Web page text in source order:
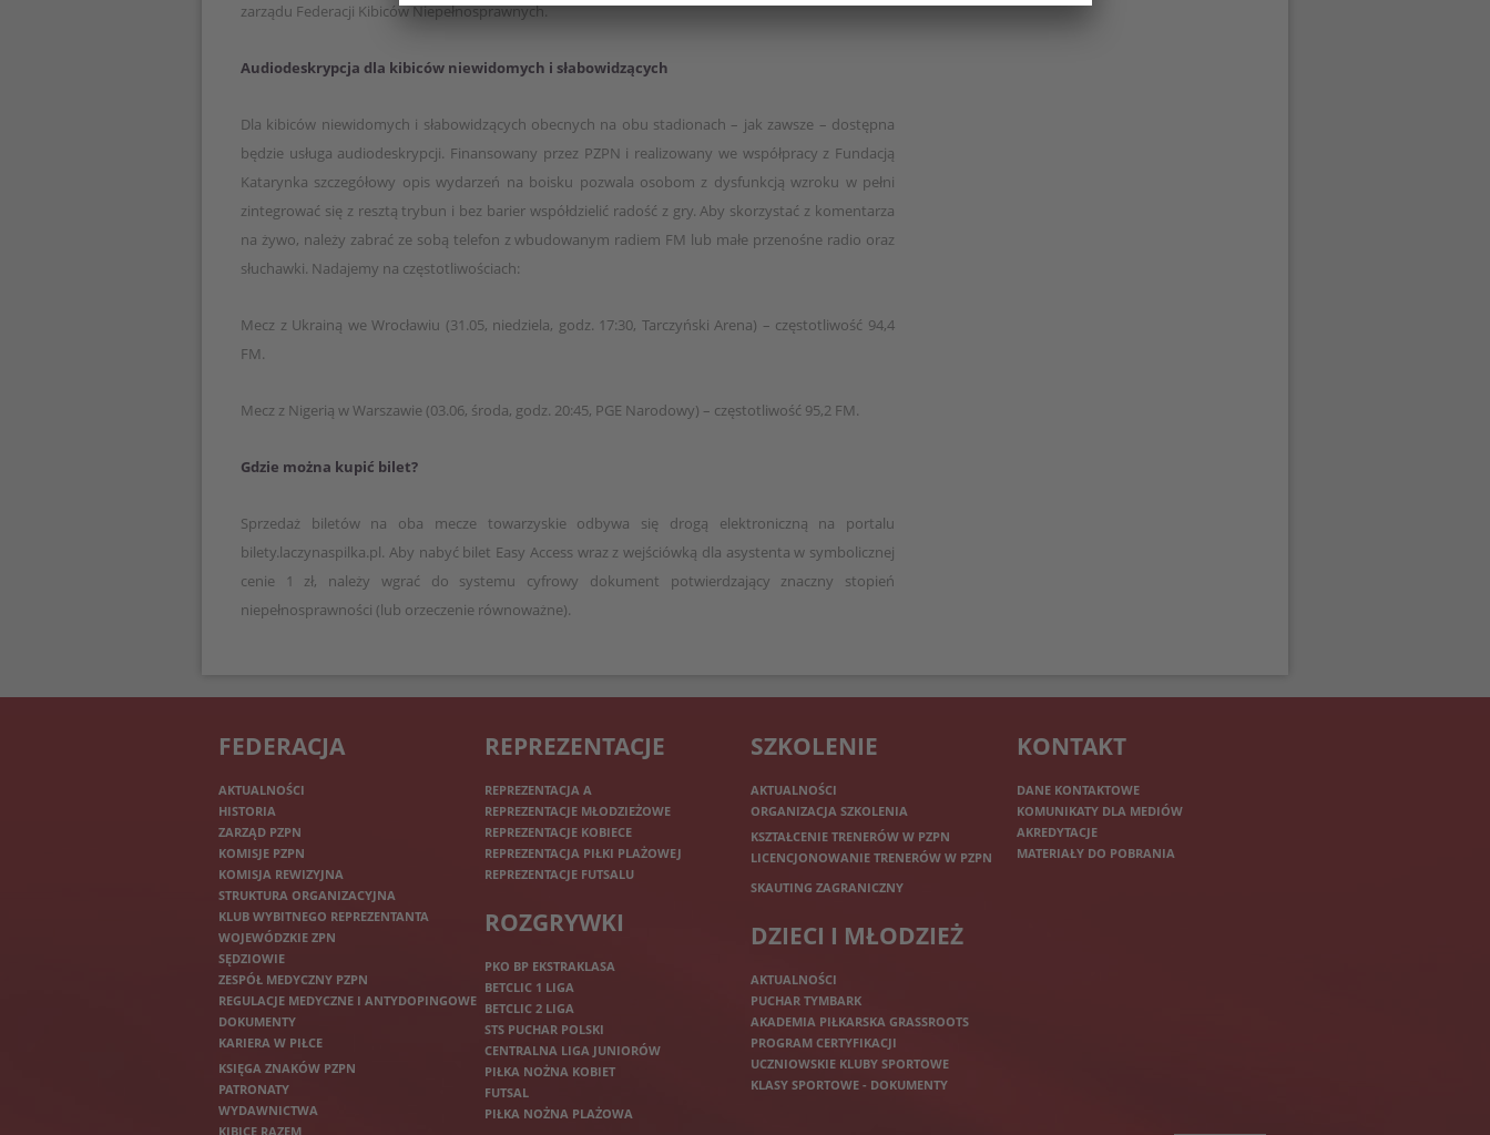
zarządu Federacji Kibiców Niepełnosprawnych.
Audiodeskrypcja dla kibiców niewidomych i słabowidzących
Dla kibiców niewidomych i słabowidzących obecnych na obu stadionach – jak zawsze – dostępna
będzie usługa audiodeskrypcji. Finansowany przez PZPN i realizowany we współpracy z Fundacją
Katarynka szczegółowy opis wydarzeń na boisku pozwala osobom z dysfunkcją wzroku w pełni
zintegrować się z resztą trybun i bez barier współdzielić radość z gry. Aby skorzystać z komentarza
na żywo, należy zabrać ze sobą telefon z wbudowanym radiem FM lub małe przenośne radio oraz
słuchawki. Nadajemy na częstotliwościach:
Mecz z Ukrainą we Wrocławiu (31.05, niedziela, godz. 17:30, Tarczyński Arena) – częstotliwość 94,4
FM.
Mecz z Nigerią w Warszawie (03.06, środa, godz. 20:45, PGE Narodowy) – częstotliwość 95,2 FM.
Gdzie można kupić bilet?
Sprzedaż biletów na oba mecze towarzyskie odbywa się drogą elektroniczną na portalu
bilety.laczynaspilka.pl. Aby nabyć bilet Easy Access wraz z wejściówką dla asystenta w symbolicznej
cenie 1 zł, należy wgrać do systemu cyfrowy dokument potwierdzający znaczny stopień
niepełnosprawności (lub orzeczenie równoważne).
FEDERACJA
AKTUALNOŚCI
HISTORIA
ZARZĄD PZPN
KOMISJE PZPN
KOMISJA REWIZYJNA
STRUKTURA ORGANIZACYJNA
KLUB WYBITNEGO REPREZENTANTA
WOJEWÓDZKIE ZPN
SĘDZIOWIE
ZESPÓŁ MEDYCZNY PZPN
REGULACJE MEDYCZNE I ANTYDOPINGOWE
DOKUMENTY
KARIERA W PIŁCE
KSIĘGA ZNAKÓW PZPN
PATRONATY
WYDAWNICTWA
KIBICE RAZEM
REPREZENTACJE
REPREZENTACJA A
REPREZENTACJE MŁODZIEŻOWE
REPREZENTACJE KOBIECE
REPREZENTACJA PIŁKI PLAŻOWEJ
REPREZENTACJE FUTSALU
ROZGRYWKI
PKO BP EKSTRAKLASA
BETCLIC 1 LIGA
BETCLIC 2 LIGA
STS PUCHAR POLSKI
CENTRALNA LIGA JUNIORÓW
PIŁKA NOŻNA KOBIET
FUTSAL
PIŁKA NOŻNA PLAŻOWA
SZKOLENIE
AKTUALNOŚCI
ORGANIZACJA SZKOLENIA
KSZTAŁCENIE TRENERÓW W PZPN
LICENCJONOWANIE TRENERÓW W PZPN
SKAUTING ZAGRANICZNY
DZIECI I MŁODZIEŻ
AKTUALNOŚCI
PUCHAR TYMBARK
AKADEMIA PIŁKARSKA GRASSROOTS
PROGRAM CERTYFIKACJI
UCZNIOWSKIE KLUBY SPORTOWE
KLASY SPORTOWE - DOKUMENTY
KONTAKT
DANE KONTAKTOWE
KOMUNIKATY DLA MEDIÓW
AKREDYTACJE
MATERIAŁY DO POBRANIA